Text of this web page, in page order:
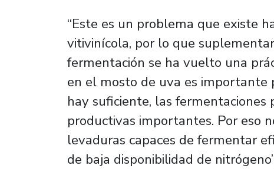
“Este es un problema que existe
vitivinícola, por lo que
fermentación se ha vuelto una
en el mosto de uva es importante
hay suficiente, las
productivas importantes. Por eso
levaduras capaces de fermentar
de baja disponibilidad de